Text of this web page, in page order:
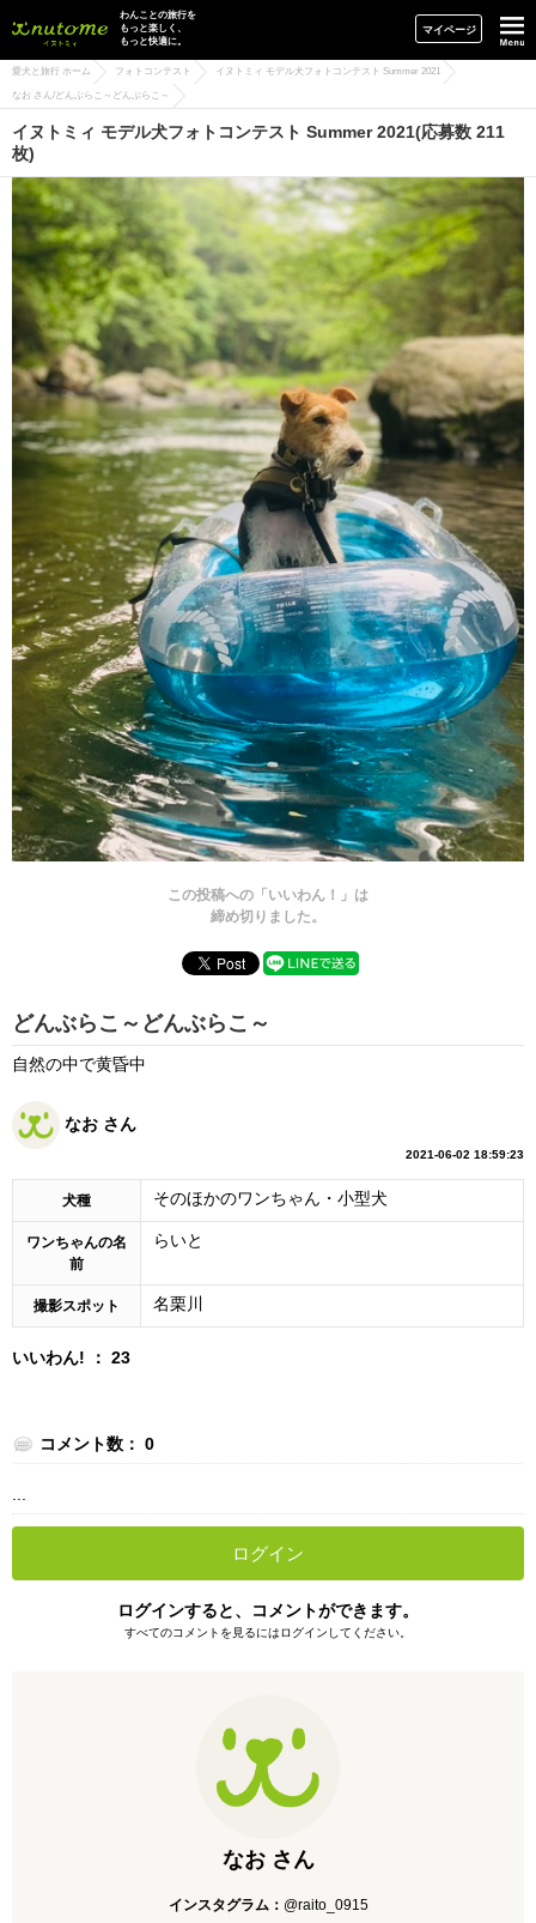
イヌトミィ
わんことの旅行を
もっと楽しく、
もっと快適に。
マイページ
愛犬と旅行 ホーム フォトコンテスト イヌトミィ モデル犬フォトコンテスト Summer 2021
なお さん/どんぶらこ～どんぶらこ～
イヌトミィ モデル犬フォトコンテスト Summer 2021(応募数 211
枚)
この投稿への「いいわん！」は
締め切りました。
どんぶらこ～どんぶらこ～
自然の中で黄昏中
なお さん
2021-06-02 18:59:23
犬種 そのほかのワンちゃん・小型犬
ワンちゃんの名
前
らいと
撮影スポット 名栗川
いいわん! ： 23
コメント数： 0
ログイン
ログインすると、コメントができます。
すべてのコメントを見るにはログインしてください。
なお さん
インスタグラム： @raito_0915